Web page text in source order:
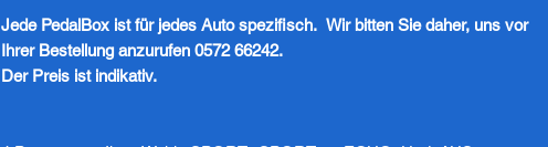
Jede PedalBox ist für jedes Auto spezifisch. Wir bitten Sie daher, uns vor
Ihrer Bestellung anzurufen 0572 66242.
Der Preis ist indikativ.